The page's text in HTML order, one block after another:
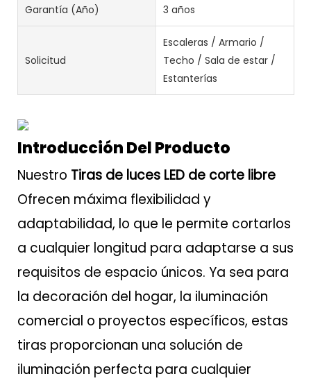
Garantía (año) 3 años
Solicitud
Escaleras / Armario /
Techo / Sala de estar /
Estanterías
Introducción Del Producto
Nuestro Tiras de luces LED de corte libre
Ofrecen máxima flexibilidad y
adaptabilidad, lo que le permite cortarlos
a cualquier longitud para adaptarse a sus
requisitos de espacio únicos. Ya sea para
la decoración del hogar, la iluminación
comercial o proyectos específicos, estas
tiras proporcionan una solución de
iluminación perfecta para cualquier